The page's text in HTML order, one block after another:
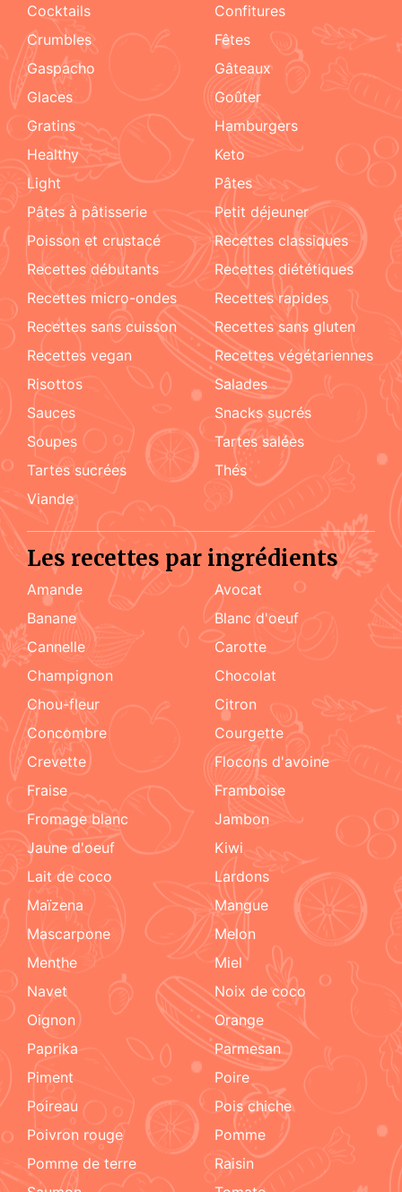
cocktails
confitures
crumbles
fêtes
Gaspacho
gâteaux
glaces
goûter
gratins
hamburgers
healthy
keto
light
pâtes
pâtes à pâtisserie
petit déjeuner
poisson et crustacé
recettes classiques
recettes débutants
recettes diététiques
recettes micro-ondes
recettes rapides
recettes sans cuisson
recettes sans gluten
recettes vegan
recettes végétariennes
risottos
salades
sauces
snacks sucrés
soupes
tartes salées
tartes sucrées
Thés
viande
Les recettes par ingrédients
amande
Avocat
Banane
blanc d'oeuf
cannelle
carotte
champignon
chocolat
chou-fleur
citron
concombre
courgette
crevette
flocons d'avoine
fraise
framboise
fromage blanc
jambon
jaune d'oeuf
kiwi
lait de coco
lardons
maïzena
mangue
mascarpone
melon
menthe
miel
navet
noix de coco
oignon
orange
paprika
parmesan
piment
poire
poireau
pois chiche
poivron rouge
pomme
pomme de terre
raisin